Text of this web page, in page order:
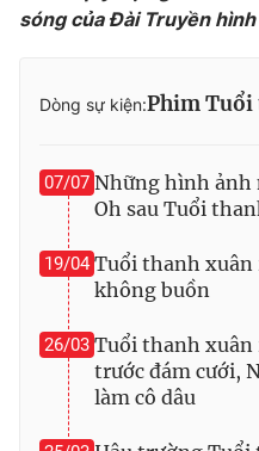
THỜI BÁO VTV
Cơ quan chủ quản:Đài Truyền
Cơ quan báo chí:
Giấy phép hoạt động báo in
cấp ngày 29/12/2023
Tổng Biên tập: Vũ Thanh
Phó Tổng Biên tập:Nguyễn Thị
Nguyễn Trọng Ninh
Tổng đài VTV:
sóng của Đài Truyền
Dòng sự kiện:Phim Tuổi
07/07 Những hình ảnh
Oh sau Tuổi
19/04 Tuổi thanh xuân
không buồn
26/03 Tuổi thanh xuân
trước đám cưới,
làm cô dâu